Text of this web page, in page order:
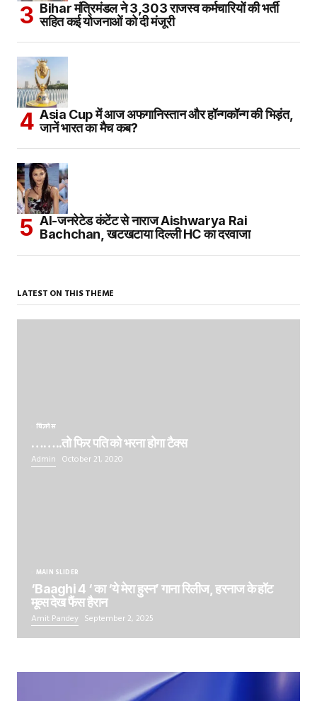
Bihar मंत्रिमंडल ने 3,303 राजस्व कर्मचारियों की भर्ती
सहित कई योजनाओं को दी मंजूरी
Asia Cup में आज अफगानिस्तान और हॉन्गकॉन्ग की भिड़ंत,
जानें भारत का मैच कब?
AI-जनरेटेड कंटेंट से नाराज Aishwarya Rai
Bachchan, खटखटाया दिल्ली HC का दरवाजा
LATEST ON THIS THEME
बिज़नेस
……..तो फिर पति को भरना होगा टैक्स
Admin October 21, 2020
MAIN SLIDER
‘Baaghi 4 ‘ का ‘ये मेरा हुस्न’ गाना रिलीज, हरनाज के हॉट
मूव्स देख फैंस हैरान
Amit Pandey September 2, 2025